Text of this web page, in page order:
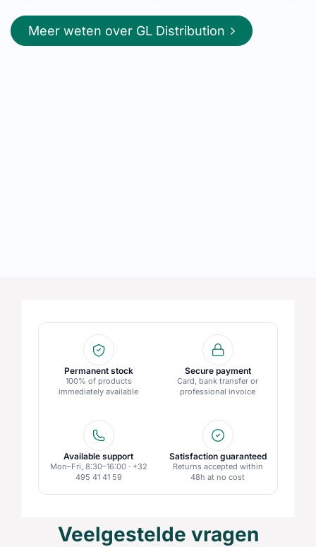
Meer weten over GL Distribution
Permanent stock
100% of products
immediately available
Secure payment
Card, bank transfer or
professional invoice
Available support
Mon–Fri, 8:30–16:00 · +32
495 41 41 59
Satisfaction guaranteed
Returns accepted within
48h at no cost
Veelgestelde vragen